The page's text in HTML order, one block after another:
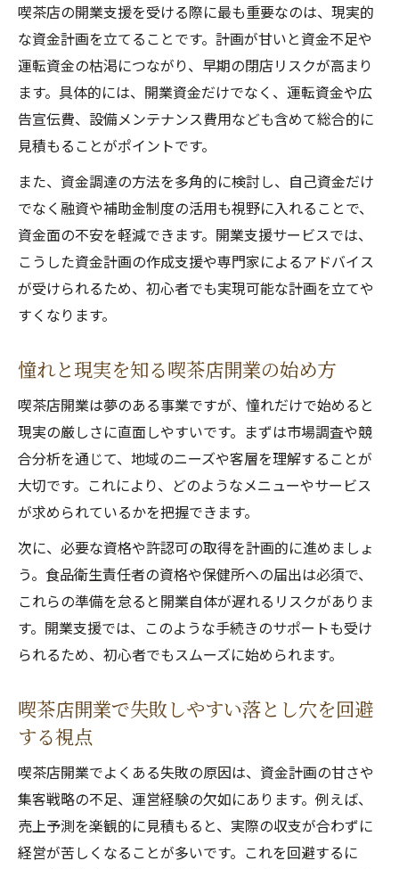
未経験から喫茶店を始めるための重要ポイ
ント
喫茶店開業支援で得られるサポート内容と
は
小さなカフェ開業資金の現実と目安を押さ
える
喫茶店の開業で失敗しない資金計画の秘訣
喫茶店開業に必要な資金の内訳と算出方法
小さなカフェ開業資金と支援活用のポイン
ト
喫茶店開業支援で無理なく資金調達する方
開業資金と運転資金のバランスを考えるコ
ツ
資金計画で失敗しないための喫茶店支援術
現実を知る喫茶店開業支援の全体像とは
喫茶店開業支援の流れと利用メリットを解
説
現実を直視した喫茶店開業支援の重要性
未経験者に必要な喫茶店開業支援の全体像
喫茶店開業支援で見落としがちなポイント
カフェオーナーに向いてる人の特徴を知る
小さな喫茶店開業で失敗を防ぐ準備と工夫
喫茶店開業支援を使った効率的な物件選び
無理なく続けられる喫茶店運営の秘訣
小規模喫茶店開業に役立つ支援情報まとめ
喫茶店開業で一人でも安心のサポート活用
法
喫茶店の開業支援を受ける際に最も重要なのは、現実的
な資金計画を立てることです。計画が甘いと資金不足や
運転資金の枯渇につながり、早期の閉店リスクが高まり
ます。具体的には、開業資金だけでなく、運転資金や広
告宣伝費、設備メンテナンス費用なども含めて総合的に
見積もることがポイントです。
また、資金調達の方法を多角的に検討し、自己資金だけ
でなく融資や補助金制度の活用も視野に入れることで、
資金面の不安を軽減できます。開業支援サービスでは、
こうした資金計画の作成支援や専門家によるアドバイス
が受けられるため、初心者でも実現可能な計画を立てや
すくなります。
憧れと現実を知る喫茶店開業の始め方
喫茶店開業は夢のある事業ですが、憧れだけで始めると
現実の厳しさに直面しやすいです。まずは市場調査や競
合分析を通じて、地域のニーズや客層を理解することが
大切です。これにより、どのようなメニューやサービス
が求められているかを把握できます。
次に、必要な資格や許認可の取得を計画的に進めましょ
う。食品衛生責任者の資格や保健所への届出は必須で、
これらの準備を怠ると開業自体が遅れるリスクがありま
す。開業支援では、このような手続きのサポートも受け
られるため、初心者でもスムーズに始められます。
喫茶店開業で失敗しやすい落とし穴を回避
する視点
喫茶店開業でよくある失敗の原因は、資金計画の甘さや
集客戦略の不足、運営経験の欠如にあります。例えば、
売上予測を楽観的に見積もると、実際の収支が合わずに
経営が苦しくなることが多いです。これを回避するに